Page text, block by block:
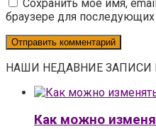
Сохранить моё имя,
браузере для
НАШИ НЕДАВНИЕ ЗАПИСИ
Как можно